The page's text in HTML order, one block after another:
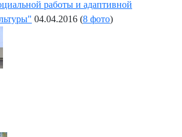
работы и адаптивной
04.04.2016 (8 фото)